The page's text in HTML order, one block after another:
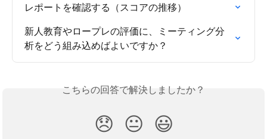
レポートを確認する（スコアの推移）
新人教育やロープレの評価に、ミーティング分
析をどう組み込めばよいですか？
こちらの回答で解決しましたか？
😞 😐 😃